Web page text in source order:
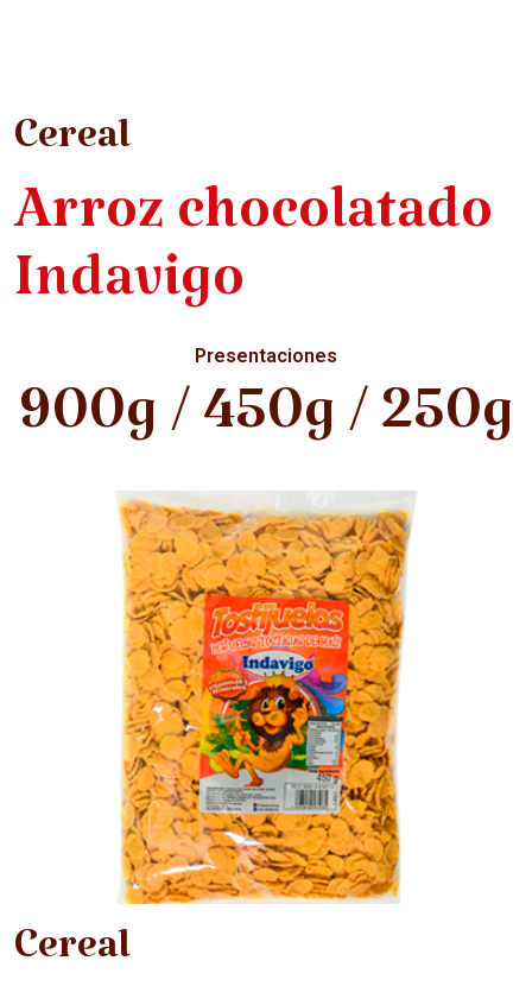
Cereal
Arroz chocolatado
Indavigo
Presentaciones
900g / 450g / 250g
Cereal